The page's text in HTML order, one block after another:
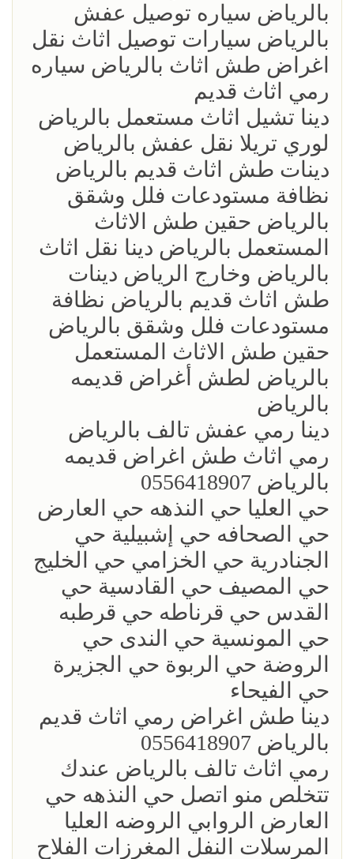
بالرياض سياره توصيل عفش
بالرياض سيارات توصيل اثاث نقل
اغراض طش اثاث بالرياض سياره
رمي اثاث قديم
‏دينا تشيل اثاث مستعمل بالرياض
لوري تريلا نقل عفش بالرياض
دينات طش اثاث قديم بالرياض
نظافة مستودعات فلل وشقق
بالرياض حقين طش الاثاث
المستعمل بالرياض دينا نقل اثاث
بالرياض وخارج الرياض دينات
طش اثاث قديم بالرياض نظافة
مستودعات فلل وشقق بالرياض
حقين طش الاثاث المستعمل
بالرياض لطش أغراض قديمه
بالرياض
‏دينا رمي عفش تالف بالرياض
رمي اثاث طش اغراض قديمه
بالرياض 0556418907
حي العليا حي النذهه حي العارض
حي الصحافه حي إشبيلية حي
الجنادرية حي الخزامي حي الخليج
حي المصيف حي القادسية حي
القدس حي قرناطه حي قرطبه
حي المونسية حي الندى حي
الروضة حي الربوة حي الجزيرة
حي الفيحاء
‏دينا طش اغراض رمي اثاث قديم
بالرياض 0556418907
رمي اثاث تالف بالرياض عندك
تتخلص منو اتصل حي النذهه حي
العارض الروابي الروضه العليا
المرسلات النفل المغرزات الفلاح